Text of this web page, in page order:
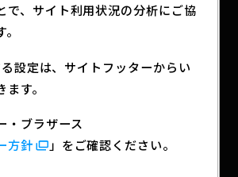
ョの奇妙な冒険 黄金の風』の刺繍
ブロドリー他各衣料品店、手芸
で、サイト利用状況の分析にご協
設定は、サイトフッターからい
す。
・ブラザース
方針 」をご確認ください。